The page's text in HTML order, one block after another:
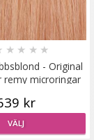
rosett
- Original
remy microringar
★ ★ ★ ★
kr
VÄLJ